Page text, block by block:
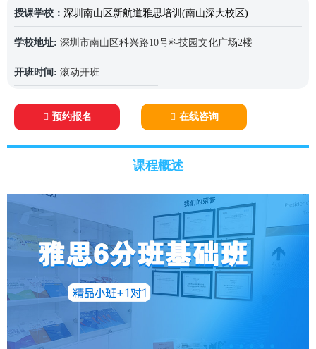
授课学校： 深圳南山区新航道雅思培训(南山深大校区)
学校地址: 深圳市南山区科兴路10号科技园文化广场2楼
开班时间: 滚动开班
预约报名 在线咨询
课程概述